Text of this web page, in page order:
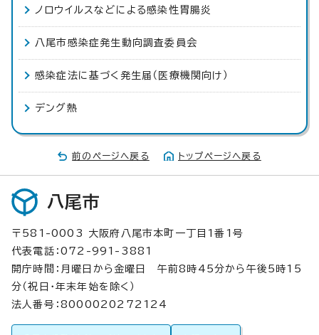
ノロウイルスなどによる感染性胃腸炎
八尾市感染症発生動向調査委員会
感染症法に基づく発生届（医療機関向け）
デング熱
前のページへ戻る トップページへ戻る
八尾市
〒581-0003 大阪府八尾市本町一丁目1番1号
代表電話：072-991-3881
開庁時間：月曜日から金曜日 午前8時45分から午後5時15
分（祝日・年末年始を除く）
法人番号：8000020272124